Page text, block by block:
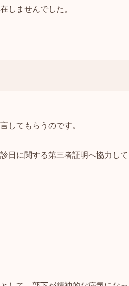
しませんでした。
してもらうのです。
日に関する第三者証明へ協力して